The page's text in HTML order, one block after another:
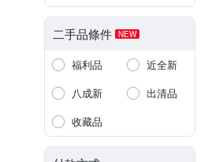
二手品條件 NEW
福利品
近全新
八成新
出清品
收藏品